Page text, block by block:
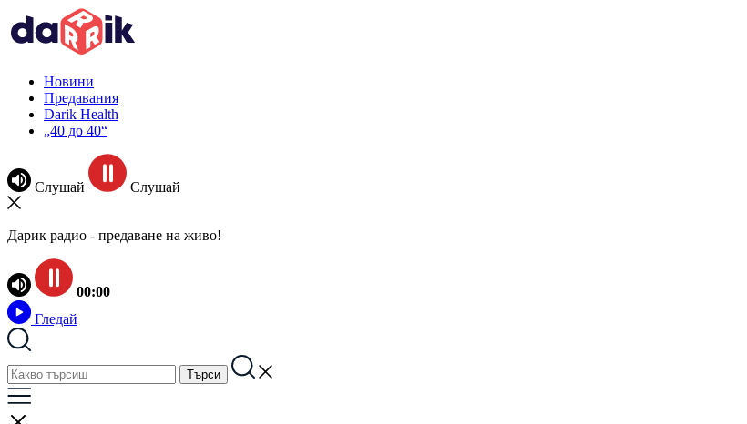
Новини
Предавания
Darik Health
„40 до 40“
Слушай Слушай
Дарик радио - предаване на живо!
00:00
Гледай